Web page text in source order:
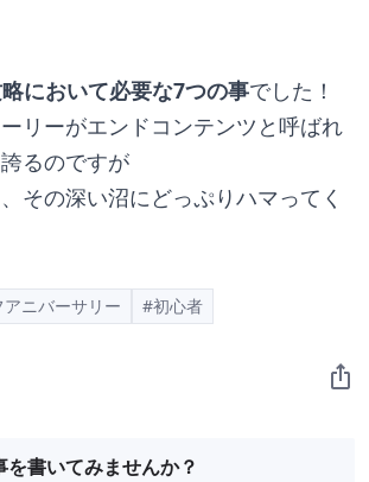
において必要な7つの事でした！
リーがエンドコンテンツと呼ばれ
るのですが
その深い沼にどっぷりハマってく
ニバーサリー #初心者
を書いてみませんか？